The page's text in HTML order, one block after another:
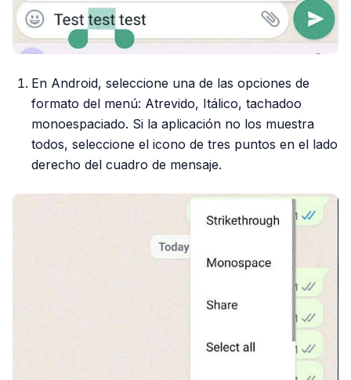
En Android, seleccione una de las opciones de
formato del menú: Atrevido, Itálico, tachadoo
monoespaciado. Si la aplicación no los muestra
todos, seleccione el icono de tres puntos en el lado
derecho del cuadro de mensaje.